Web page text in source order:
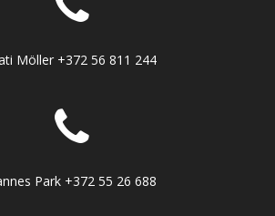
Möller +372 56 811 244
Park +372 55 26 688